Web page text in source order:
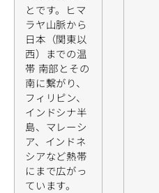
とです。ヒマ
ラヤ山脈から
日本（関東以
西）までの温
帯 南部とその
南に繋がり、
フィリピン、
インドシナ半
島、マレーシ
ア、インドネ
シアなど熱帯
にまで広がっ
ています。